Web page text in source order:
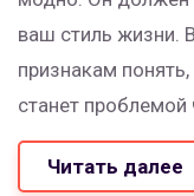
ваш стиль жизни.
признакам
станет
что стоит
ремонта, и как
Читать далее